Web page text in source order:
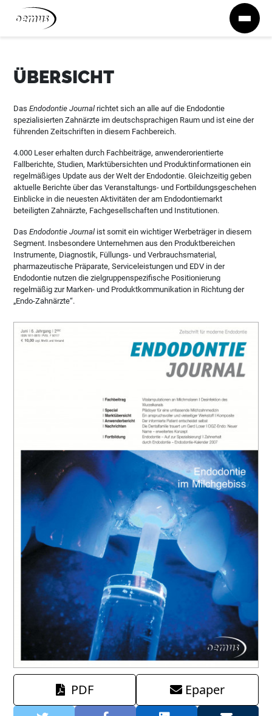
Zum Inhalt springen
ÜBERSICHT
DasEndodontie Journal richtet sich an alle auf die Endodontie
spezialisierten Zahnärzte im deutschsprachigen Raum und ist eine der
führenden Zeitschriften in diesem Fachbereich.
4.000 Leser erhalten durch Fachbeiträge, anwenderorientierte
Fallberichte, Studien, Marktübersichten und Produktinformationen ein
regelmäßiges Update aus der Welt der Endodontie. Gleichzeitig geben
aktuelle Berichte über das Veranstaltungs- und Fortbildungsgeschehen
Einblicke in die neuesten Aktivitäten der am Endodontiemarkt
beteiligten Zahnärzte, Fachgesellschaften und Institutionen.
DasEndodontie Journal ist somit ein wichtiger Werbeträger in diesem
Segment. Insbesondere Unternehmen aus den Produktbereichen
Instrumente, Diagnostik, Füllungs- und Verbrauchsmaterial,
pharmazeutische Präparate, Serviceleistungen und EDV in der
Endodontie nutzen die zielgruppenspezifische Positionierung
regelmäßig zur Marken- und Produktkommunikation in Richtung der
„Endo-Zahnärzte“.
PDF Epaper